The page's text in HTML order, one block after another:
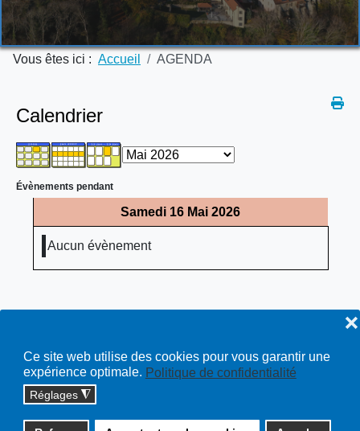
Ce site web utilise des cookies pour vous garantir une
expérience optimale. Politique de confidentialité
Réglages ◮
❌
Vous êtes ici : Accueil AGENDA
Calendrier
Évènements pendant
Samedi 16 Mai 2026
Aucun évènement
Copyright © 2026 cossonay.ch - tous droits réservés | site :